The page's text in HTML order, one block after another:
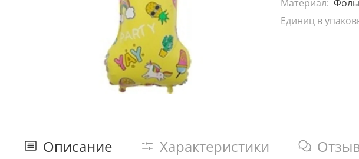
Материал:
Единиц в
Описание Характеристики